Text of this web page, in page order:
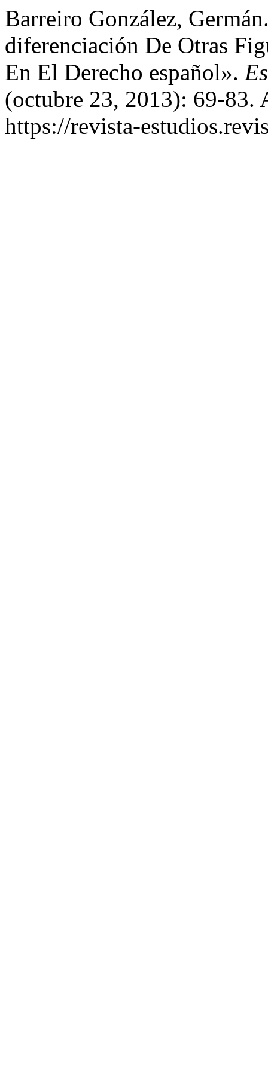
Barreiro González,
diferenciación De Otras
En El Derecho español».
(octubre 23, 2013): 69-83.
https://revista-